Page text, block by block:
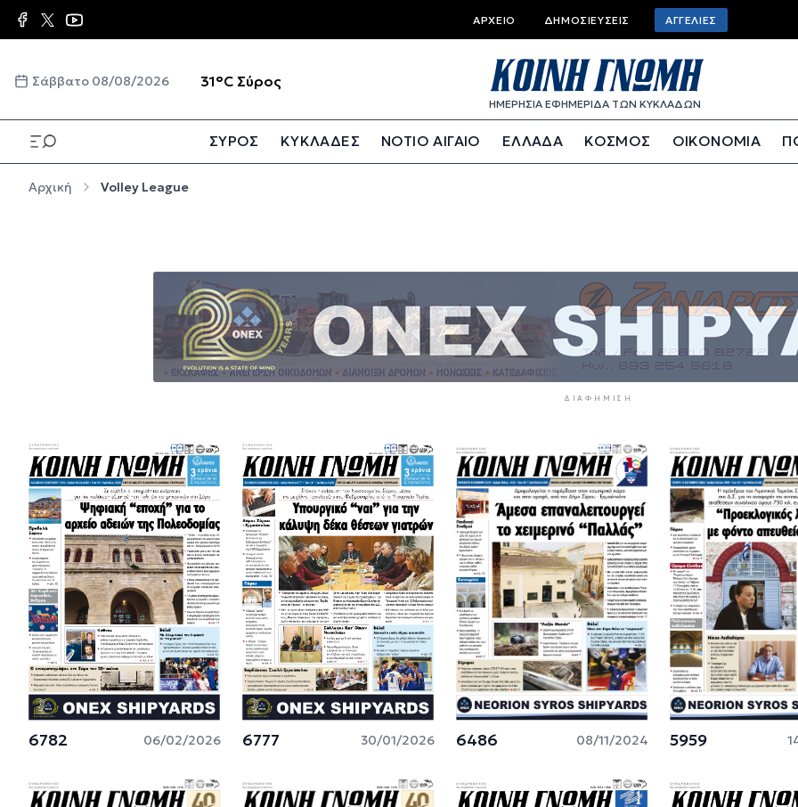
Παράκαμψη προς το κυρίως περιεχόμενο Top bar menu
ΑΡΧΕΊΟ ΔΗΜΟΣΙΕΎΣΕΙΣ ΑΓΓΕΛΊΕΣ
Σάββατο 08/08/2026 31°C Σύρος
ΗΜΕΡΗΣΙΑ ΕΦΗΜΕΡΙΔΑ ΤΩΝ ΚΥΚΛΑΔΩΝ
ΣΥΡΟΣ ΚΥΚΛΑΔΕΣ ΝΟΤΙΟ ΑΙΓΑΙΟ ΕΛΛΑΔΑ ΚΟΣΜΟΣ ΟΙΚΟΝΟΜΙΑ
Αρχική Volley League
ΔΙΑΦΉΜΙΣΗ
6782 06/02/2026 6777 30/01/2026 6486 08/11/2024 5959